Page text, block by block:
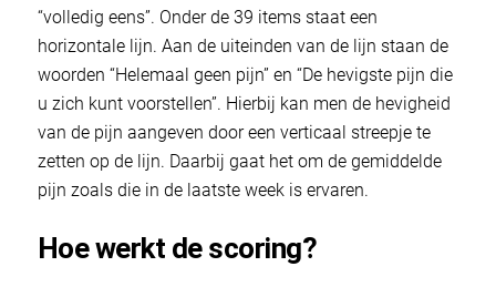
“volledig eens”. Onder de 39 items staat een
horizontale lijn. Aan de uiteinden van de lijn staan de
woorden “Helemaal geen pijn” en “De hevigste pijn die
u zich kunt voorstellen”. Hierbij kan men de hevigheid
van de pijn aangeven door een verticaal streepje te
zetten op de lijn. Daarbij gaat het om de gemiddelde
pijn zoals die in de laatste week is ervaren.
Hoe werkt de scoring?